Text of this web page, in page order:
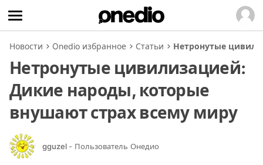
Новости Onedio избранное Статьи Нетронутые
Нетронутые цивилизацией:
Дикие народы, которые
внушают страх всему миру
gguzel - Пользователь Онедио